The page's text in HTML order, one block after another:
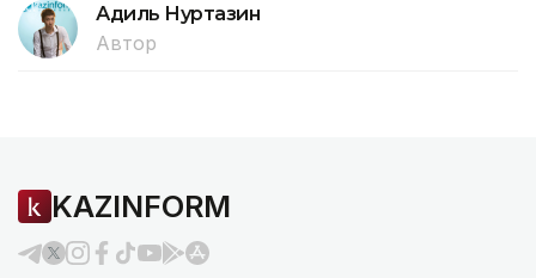
Адиль Нуртазин
Автор
KAZINFORM